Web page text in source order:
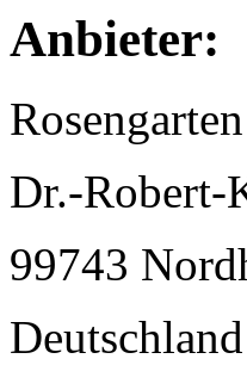
Anbieter:
Dr.-Robert-
99743
Deutschland